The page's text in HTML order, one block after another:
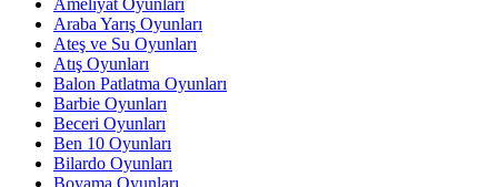
Araba Yarış Oyunları
Ateş ve Su Oyunları
Atış Oyunları
Balon Patlatma Oyunları
Barbie Oyunları
Beceri Oyunları
Ben 10 Oyunları
Bilardo Oyunları
Boyama Oyunları